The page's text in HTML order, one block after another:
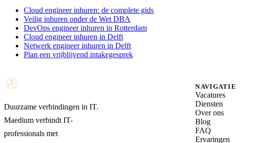
Cloud engineer inhuren: de complete gids
Veilig inhuren onder de Wet DBA
DevOps engineer inhuren in Rotterdam
Cloud engineer inhuren in Delft
Netwerk engineer inhuren in Delft
Plan een vrijblijvend intakegesprek
Duurzame verbindingen in IT.
Maedium verbindt IT-
professionals met
NAVIGATIE
Vacatures
Diensten
Over ons
Blog
FAQ
Ervaringen